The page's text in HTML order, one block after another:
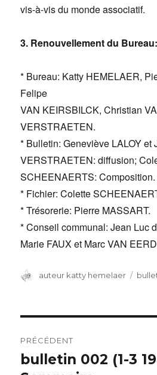
vis-à-vis du monde associatif.
3. Renouvellement du Bureau:
* Bureau: Katty HEMELAER,
Felipe
VAN KEIRSBILCK, Christian
VERSTRAETEN.
* Bulletin: Geneviève LALOY et
VERSTRAETEN: diffusion;
SCHEENAERTS: Composition.
* Fichier: Colette
* Trésorerie: Pierre MASSART.
* Conseil communal: Jean Luc
Marie FAUX et Marc VAN
Auteur
auteur katty hemelaer
de
PRÉCÉDENT
Article
bulletin 002 (1-3